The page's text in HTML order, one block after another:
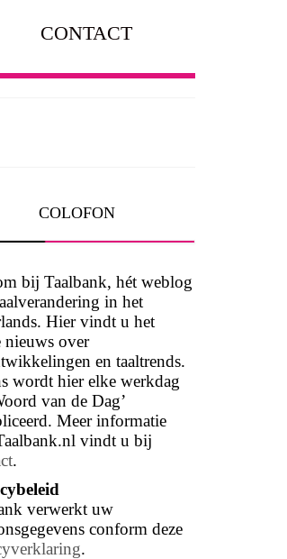
CONTACT
COLOFON
bij Taalbank, hét weblog
in het
Hier vindt u het
nieuws over
en taaltrends.
wordt hier elke werkdag
van de Dag’
Meer informatie
vindt u bij
.
verwerkt uw
conform deze
.